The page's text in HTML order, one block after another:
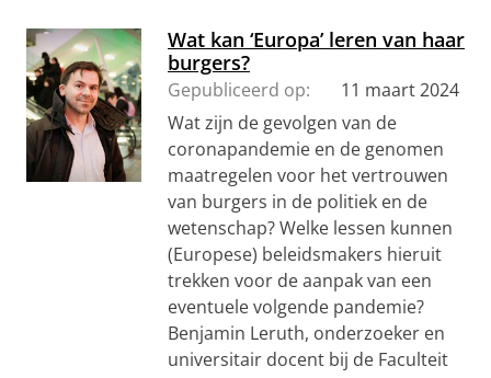
Wat kan ‘Europa’ leren van haar
burgers?
Gepubliceerd op:
11 maart 2024
Wat zijn de gevolgen van de
coronapandemie en de genomen
maatregelen voor het vertrouwen
van burgers in de politiek en de
wetenschap? Welke lessen kunnen
(Europese) beleidsmakers hieruit
trekken voor de aanpak van een
eventuele volgende pandemie?
Benjamin Leruth, onderzoeker en
universitair docent bij de Faculteit